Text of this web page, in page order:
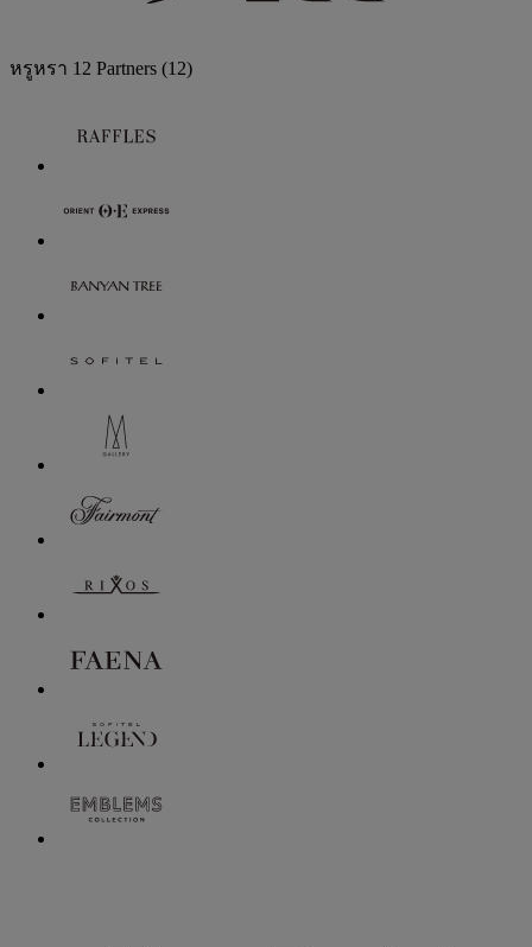
หรูหรา 12 Partners (12)